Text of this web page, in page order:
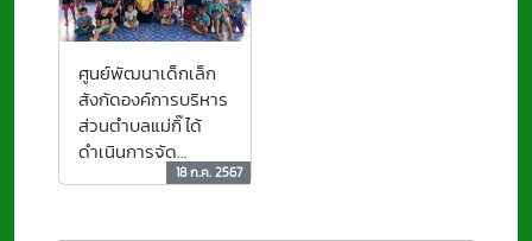
ศูนย์พัฒนาเด็กเล็ก
สังกัดองค์การบริหาร
ส่วนตำบลแม่กิ๊ ได้
ดำเนินการจัด
โครงการส่งเสริมสุข
18 ก.ค. 2567